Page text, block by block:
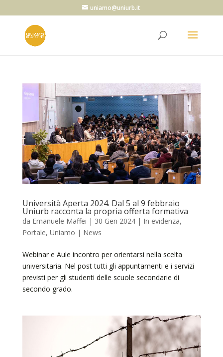
uniamo@uniurb.it
Università Aperta 2024. Dal 5 al 9 febbraio
Uniurb racconta la propria offerta formativa
da Emanuele Maffei | 30 Gen 2024| In evidenza,
Portale, Uniamo | News
Webinar e Aule incontro per orientarsi nella scelta
universitaria. Nel post tutti gli appuntamenti e i servizi
previsti per gli studenti delle scuole secondarie di
secondo grado.